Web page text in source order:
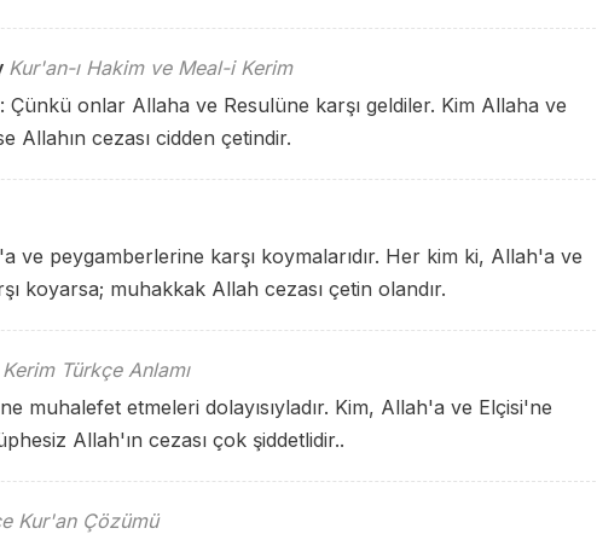
Kur'an-ı Hakim ve Meal-i Kerim
Çünkü onlar Allaha ve Resulüne karşı geldiler. Kim Allaha ve
Allahın cezası cidden çetindir.
ve peygamberlerine karşı koymalarıdır. Her kim ki, Allah'a ve
koyarsa; muhakkak Allah cezası çetin olandır.
Türkçe Anlamı
muhalefet etmeleri dolayısıyladır. Kim, Allah'a ve Elçisi'ne
Allah'ın cezası çok şiddetlidir..
Kur'an Çözümü